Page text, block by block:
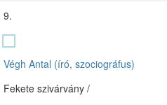
9.
Végh Antal (író, szociográfus)
Fekete szivárvány /